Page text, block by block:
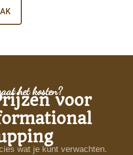
het kosten?voor
wat je kunt verwachten.